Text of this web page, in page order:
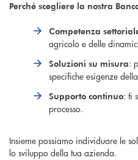
Perché scegliere la nostra
Competenza
agricolo e delle
Soluzioni su misura:
specifiche esigenze
Supporto continuo: ti
processo.
Insieme possiamo individuare le
lo sviluppo della tua azienda.